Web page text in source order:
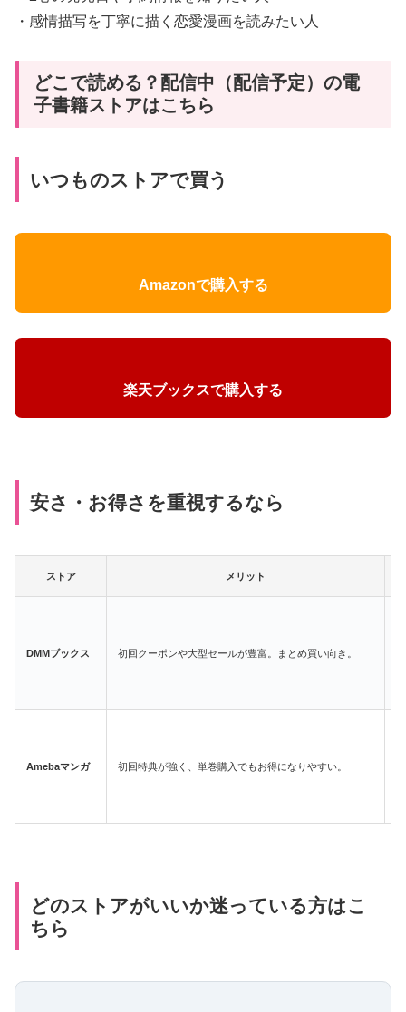
・感情描写を丁寧に描く恋愛漫画を読みたい人
どこで読める？配信中（配信予定）の電
子書籍ストアはこちら
いつものストアで買う
Amazonで購入する
楽天ブックスで購入する
安さ・お得さを重視するなら
ストア メリット
DMMブックス 初回クーポンや大型セールが豊富。まとめ買い向き。
Amebaマンガ 初回特典が強く、単巻購入でもお得になりやすい。
どのストアがいいか迷っている方はこ
ちら